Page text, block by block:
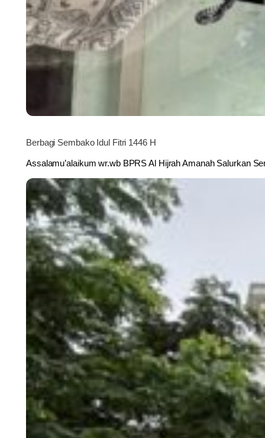
Berbagi Sembako Idul Fitri 1446 H
Assalamu’alaikum wr.wb BPRS Al Hijrah Amanah Salurkan